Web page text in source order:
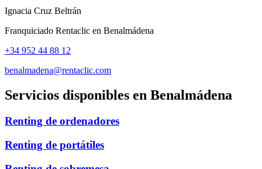
Ignacia Cruz Beltrán
Franquiciado Rentaclic en Benalmádena
+34 952 44 88 12
benalmadena@rentaclic.com
Servicios disponibles en Benalmádena
Renting de ordenadores
Renting de portátiles